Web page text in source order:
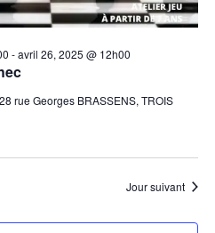
-avril 26, 2025 @ 12h00
28 rue Georges BRASSENS, TROIS
Jour suivant